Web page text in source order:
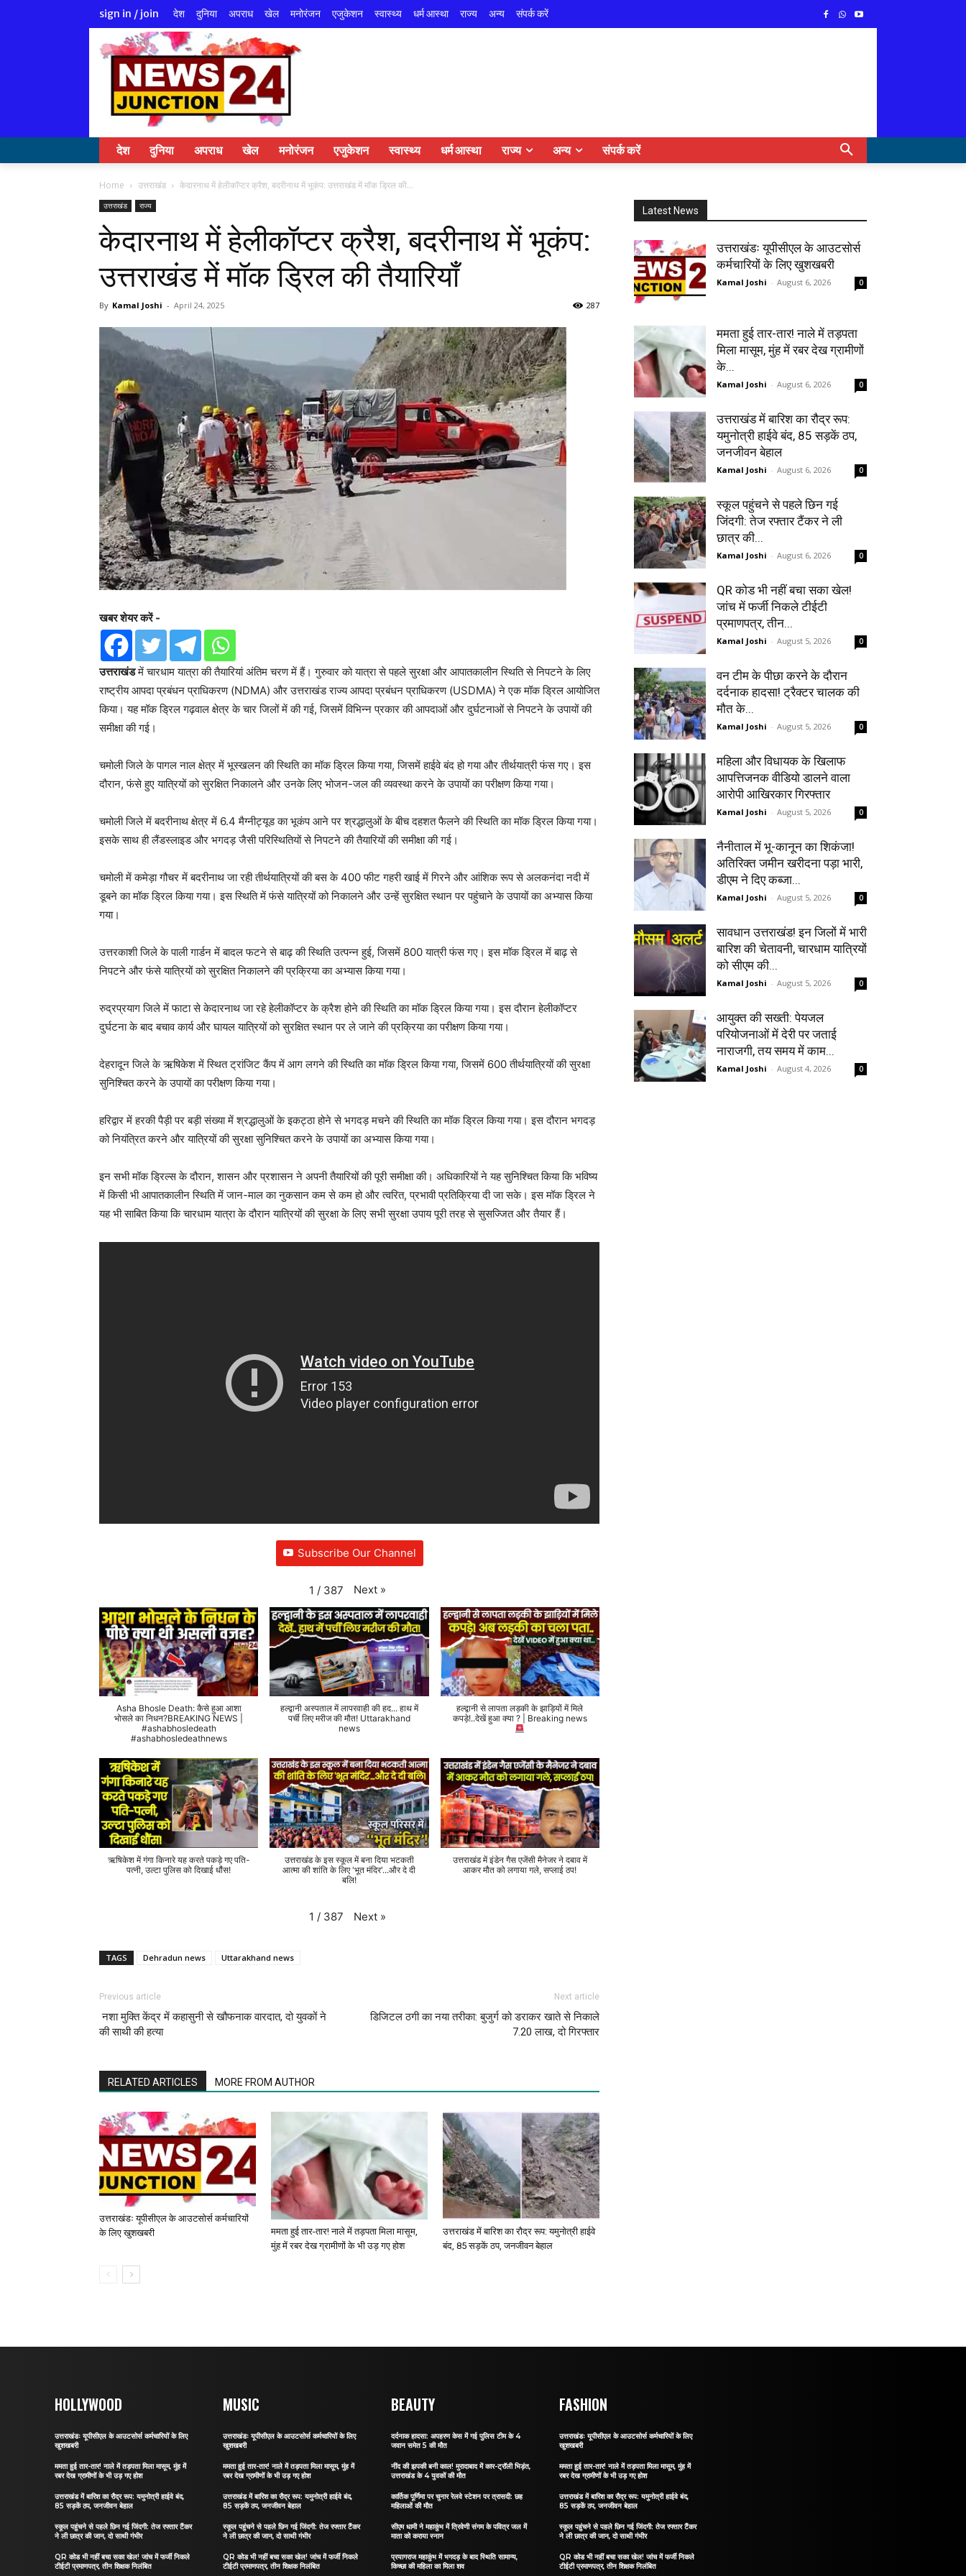
sign in / join देश दुनिया अपराध खेल मनोरंजन एजुकेशन स्वास्थ्य धर्म आस्था राज्य अन्य संपर्क करें
देश दुनिया अपराध खेल मनोरंजन एजुकेशन स्वास्थ्य धर्म आस्था राज्य अन्य संपर्क करें
Home उत्तराखंड केदारनाथ में हेलीकॉप्टर क्रैश, बदरीनाथ में भूकंप: उत्तराखंड में मॉक ड्रिल की...
उत्तराखंड राज्य
केदारनाथ में हेलीकॉप्टर क्रैश, बदरीनाथ में भूकंप:
उत्तराखंड में मॉक ड्रिल की तैयारियाँ
By Kamal Joshi - April 24, 2025 287
खबर शेयर करें -
उत्तराखंडमें चारधाम यात्रा की तैयारियां अंतिम चरण में हैं। गुरुवार को यात्रा से पहले सुरक्षा और आपातकालीन स्थिति से निपटने के लिए
राष्ट्रीय आपदा प्रबंधन प्राधिकरण (NDMA) और उत्तराखंड राज्य आपदा प्रबंधन प्राधिकरण (USDMA) ने एक मॉक ड्रिल आयोजित
किया। यह मॉक ड्रिल गढ़वाल क्षेत्र के चार जिलों में की गई, जिसमें विभिन्न प्रकार की आपदाओं और दुर्घटनाओं से निपटने के उपायों की
समीक्षा की गई।
चमोली जिले के पागल नाल क्षेत्र में भूस्खलन की स्थिति का मॉक ड्रिल किया गया, जिसमें हाईवे बंद हो गया और तीर्थयात्री फंस गए। इस
दौरान, फंसे हुए यात्रियों को सुरक्षित निकालने और उनके लिए भोजन-जल की व्यवस्था करने के उपायों का परीक्षण किया गया।
चमोली जिले में बदरीनाथ क्षेत्र में 6.4 मैग्नीट्यूड का भूकंप आने पर श्रद्धालुओं के बीच दहशत फैलने की स्थिति का मॉक ड्रिल किया गया।
इसके साथ ही लैंडस्लाइड और भगदड़ जैसी परिस्थितियों से निपटने की तैयारियों की समीक्षा की गई।
चमोली में कमेड़ा गौचर में बदरीनाथ जा रही तीर्थयात्रियों की बस के 400 फीट गहरी खाई में गिरने और आंशिक रूप से अलकनंदा नदी में
डूबने का मॉक ड्रिल किया गया। इस स्थिति में फंसे यात्रियों को निकालने और उन्हें सुरक्षित स्थान पर पहुंचाने के उपायों का अभ्यास किया
गया।
उत्तरकाशी जिले के पाली गार्डन में बादल फटने से बाढ़ की स्थिति उत्पन्न हुई, जिसमें 800 यात्री फंस गए। इस मॉक ड्रिल में बाढ़ से
निपटने और फंसे यात्रियों को सुरक्षित निकालने की प्रक्रिया का अभ्यास किया गया।
रुद्रप्रयाग जिले में फाटा से केदारनाथ जा रहे हेलीकॉप्टर के क्रैश होने की स्थिति का मॉक ड्रिल किया गया। इस दौरान हेलीकॉप्टर
दुर्घटना के बाद बचाव कार्य और घायल यात्रियों को सुरक्षित स्थान पर ले जाने की प्रक्रिया का परीक्षण किया गया।
देहरादून जिले के ऋषिकेश में स्थित ट्रांजिट कैंप में आग लगने की स्थिति का मॉक ड्रिल किया गया, जिसमें 600 तीर्थयात्रियों की सुरक्षा
सुनिश्चित करने के उपायों का परीक्षण किया गया।
हरिद्वार में हरकी पैड़ी पर बड़ी संख्या में श्रद्धालुओं के इकट्ठा होने से भगदड़ मचने की स्थिति का मॉक ड्रिल किया गया। इस दौरान भगदड़
को नियंत्रित करने और यात्रियों की सुरक्षा सुनिश्चित करने के उपायों का अभ्यास किया गया।
इन सभी मॉक ड्रिल्स के दौरान, शासन और प्रशासन ने अपनी तैयारियों की पूरी समीक्षा की। अधिकारियों ने यह सुनिश्चित किया कि भविष्य
में किसी भी आपातकालीन स्थिति में जान-माल का नुकसान कम से कम हो और त्वरित, प्रभावी प्रतिक्रिया दी जा सके। इस मॉक ड्रिल ने
यह भी साबित किया कि चारधाम यात्रा के दौरान यात्रियों की सुरक्षा के लिए सभी सुरक्षा उपाय पूरी तरह से सुसज्जित और तैयार हैं।
Subscribe Our Channel
1 / 387 Next »
Asha Bhosle Death: कैसे हुआ आशा
भोसले का निधन?BREAKING NEWS |
#ashabhosledeath
#ashabhosledeathnews
हल्द्वानी अस्पताल में लापरवाही की हद... हाथ में
पर्ची लिए मरीज की मौत! Uttarakhand
news
हल्द्वानी से लापता लड़की के झाड़ियों में मिले
कपड़े!..देखें हुआ क्या ? | Breaking news
ऋषिकेश में गंगा किनारे यह करते पकड़े गए पति-
पत्नी, उल्टा पुलिस को दिखाई धौंस!
उत्तराखंड के इस स्कूल में बना दिया भटकती
आत्मा की शांति के लिए 'भूत मंदिर'...और दे दी
बलि!
उत्तराखंड में इंडेन गैस एजेंसी मैनेजर ने दबाव में
आकर मौत को लगाया गले, सप्लाई ठप!
1 / 387 Next »
TAGS Dehradun news Uttarakhand news
Previous article
नशा मुक्ति केंद्र में कहासुनी से खौफनाक वारदात, दो युवकों ने
की साथी की हत्या
Next article
डिजिटल ठगी का नया तरीका: बुजुर्ग को डराकर खाते से निकाले
7.20 लाख, दो गिरफ्तार
RELATED ARTICLES MORE FROM AUTHOR
उत्तराखंडः यूपीसीएल के आउटसोर्स कर्मचारियों
के लिए खुशखबरी
ममता हुई तार-तार! नाले में तड़पता मिला मासूम,
मुंह में रबर देख ग्रामीणों के भी उड़ गए होश
उत्तराखंड में बारिश का रौद्र रूप: यमुनोत्री हाईवे
बंद, 85 सड़कें ठप, जनजीवन बेहाल
Latest News
उत्तराखंडः यूपीसीएल के आउटसोर्स
कर्मचारियों के लिए खुशखबरी
Kamal Joshi - August 6, 2026 0
ममता हुई तार-तार! नाले में तड़पता
मिला मासूम, मुंह में रबर देख ग्रामीणों
के...
Kamal Joshi - August 6, 2026 0
उत्तराखंड में बारिश का रौद्र रूप:
यमुनोत्री हाईवे बंद, 85 सड़कें ठप,
जनजीवन बेहाल
Kamal Joshi - August 6, 2026 0
स्कूल पहुंचने से पहले छिन गई
जिंदगी: तेज रफ्तार टैंकर ने ली
छात्र की...
Kamal Joshi - August 6, 2026 0
QR कोड भी नहीं बचा सका खेल!
जांच में फर्जी निकले टीईटी
प्रमाणपत्र, तीन...
Kamal Joshi - August 5, 2026 0
वन टीम के पीछा करने के दौरान
दर्दनाक हादसा! ट्रैक्टर चालक की
मौत के...
Kamal Joshi - August 5, 2026 0
महिला और विधायक के खिलाफ
आपत्तिजनक वीडियो डालने वाला
आरोपी आखिरकार गिरफ्तार
Kamal Joshi - August 5, 2026 0
नैनीताल में भू-कानून का शिकंजा!
अतिरिक्त जमीन खरीदना पड़ा भारी,
डीएम ने दिए कब्जा...
Kamal Joshi - August 5, 2026 0
सावधान उत्तराखंड! इन जिलों में भारी
बारिश की चेतावनी, चारधाम यात्रियों
को सीएम की...
Kamal Joshi - August 5, 2026 0
आयुक्त की सख्ती: पेयजल
परियोजनाओं में देरी पर जताई
नाराजगी, तय समय में काम...
Kamal Joshi - August 4, 2026 0
HOLLYWOOD
उत्तराखंडः यूपीसीएल के आउटसोर्स कर्मचारियों के लिए
खुशखबरी
ममता हुई तार-तार! नाले में तड़पता मिला मासूम, मुंह में
रबर देख ग्रामीणों के भी उड़ गए होश
उत्तराखंड में बारिश का रौद्र रूप: यमुनोत्री हाईवे बंद,
85 सड़कें ठप, जनजीवन बेहाल
स्कूल पहुंचने से पहले छिन गई जिंदगी: तेज रफ्तार टैंकर
ने ली छात्र की जान, दो साथी गंभीर
QR कोड भी नहीं बचा सका खेल! जांच में फर्जी निकले
टीईटी प्रमाणपत्र, तीन शिक्षक निलंबित
MUSIC
उत्तराखंडः यूपीसीएल के आउटसोर्स कर्मचारियों के लिए
खुशखबरी
ममता हुई तार-तार! नाले में तड़पता मिला मासूम, मुंह में
रबर देख ग्रामीणों के भी उड़ गए होश
उत्तराखंड में बारिश का रौद्र रूप: यमुनोत्री हाईवे बंद,
85 सड़कें ठप, जनजीवन बेहाल
स्कूल पहुंचने से पहले छिन गई जिंदगी: तेज रफ्तार टैंकर
ने ली छात्र की जान, दो साथी गंभीर
QR कोड भी नहीं बचा सका खेल! जांच में फर्जी निकले
टीईटी प्रमाणपत्र, तीन शिक्षक निलंबित
BEAUTY
दर्दनाक हादसा: अपहरण केस में गई पुलिस टीम के 4
जवान समेत 5 की मौत
नींद की झपकी बनी काल! मुरादाबाद में कार-ट्रॉली भिड़ंत,
उत्तराखंड के 4 युवकों की मौत
कार्तिक पूर्णिमा पर चुनार रेलवे स्टेशन पर त्रासदी: छह
महिलाओं की मौत
सीएम धामी ने महाकुंभ में त्रिवेणी संगम के पवित्र जल में
माता को कराया स्नान
प्रयागराज महाकुंभ में भगदड़ के बाद स्थिति सामान्य,
किच्छा की महिला का मिला शव
FASHION
उत्तराखंडः यूपीसीएल के आउटसोर्स कर्मचारियों के लिए
खुशखबरी
ममता हुई तार-तार! नाले में तड़पता मिला मासूम, मुंह में
रबर देख ग्रामीणों के भी उड़ गए होश
उत्तराखंड में बारिश का रौद्र रूप: यमुनोत्री हाईवे बंद,
85 सड़कें ठप, जनजीवन बेहाल
स्कूल पहुंचने से पहले छिन गई जिंदगी: तेज रफ्तार टैंकर
ने ली छात्र की जान, दो साथी गंभीर
QR कोड भी नहीं बचा सका खेल! जांच में फर्जी निकले
टीईटी प्रमाणपत्र, तीन शिक्षक निलंबित